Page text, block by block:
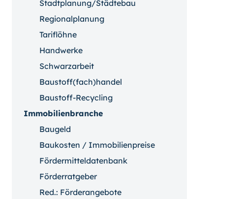
Stadtplanung/Städtebau
Regionalplanung
Tariflöhne
Handwerke
Schwarzarbeit
Baustoff(fach)handel
Baustoff-Recycling
Immobilienbranche
Baugeld
Baukosten / Immobilienpreise
Fördermitteldatenbank
Förderratgeber
Red.: Förderangebote